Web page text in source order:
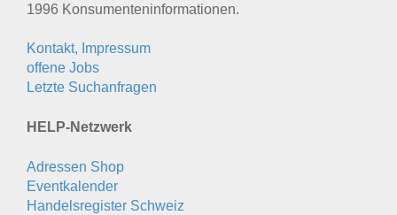
1996 Konsumenten­informationen.
Kontakt, Impressum
offene Jobs
Letzte Suchanfragen
HELP-Netzwerk
Adressen Shop
Eventkalender
Handelsregister Schweiz